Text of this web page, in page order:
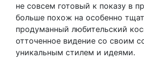
не совсем готовый к показу в
больше похож на особенно
продуманный любительский
отточенное видение со своим
уникальным стилем и идеями.